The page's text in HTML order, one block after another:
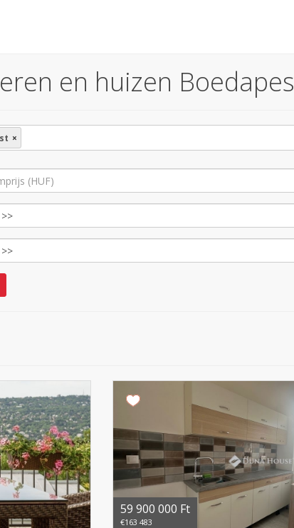
en huizen
×
59 900 000 Ft
€163 483